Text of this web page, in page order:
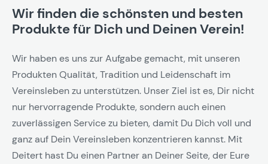
Wir finden die schönsten und besten
Produkte für Dich und Deinen Verein!
Wir haben es uns zur Aufgabe gemacht, mit unseren
Produkten Qualität, Tradition und Leidenschaft im
Vereinsleben zu unterstützen. Unser Ziel ist es, Dir nicht
nur hervorragende Produkte, sondern auch einen
zuverlässigen Service zu bieten, damit Du Dich voll und
ganz auf Dein Vereinsleben konzentrieren kannst. Mit
Deitert hast Du einen Partner an Deiner Seite, der Eure